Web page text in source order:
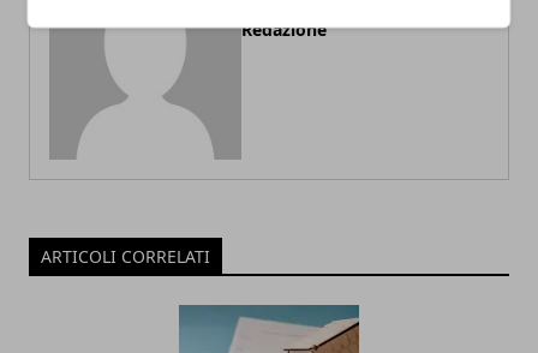
Redazione
ARTICOLI CORRELATI